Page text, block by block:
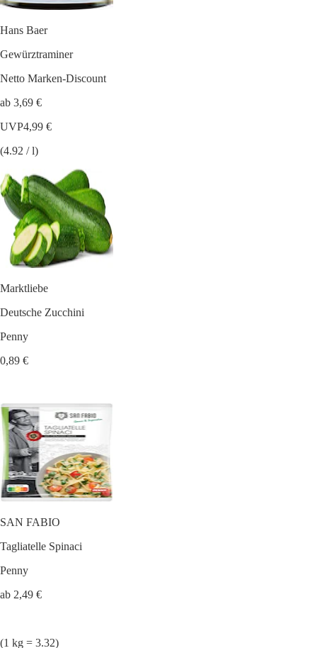
Hans Baer
Gewürztraminer
Netto Marken-Discount
ab 3,69 €
UVP4,99 €
(4.92 / l)
Marktliebe
Deutsche Zucchini
Penny
0,89 €
SAN FABIO
Tagliatelle Spinaci
Penny
ab 2,49 €
(1 kg = 3.32)